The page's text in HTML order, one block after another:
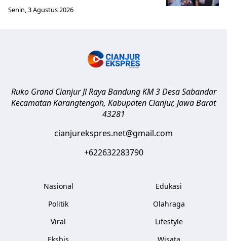
Senin, 3 Agustus 2026
Ruko Grand Cianjur Jl Raya Bandung KM 3 Desa Sabandar
Kecamatan Karangtengah, Kabupaten Cianjur, Jawa Barat
43281
cianjurekspres.net@gmail.com
+622632283790
Nasional
Politik
Viral
Edukasi
Olahraga
Lifestyle